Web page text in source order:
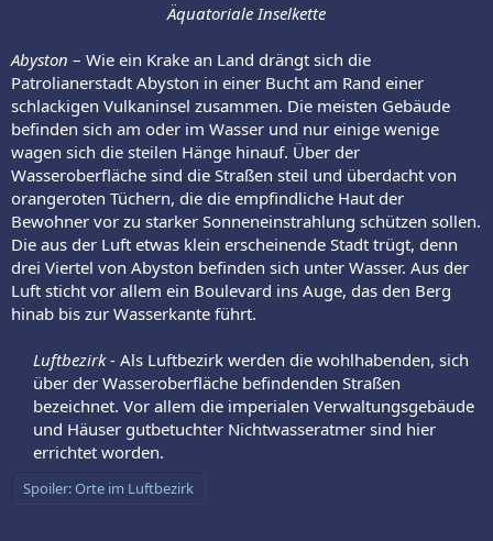
Äquatoriale Inselkette
Abyston – Wie ein Krake an Land drängt sich die
Patrolianerstadt Abyston in einer Bucht am Rand einer
schlackigen Vulkaninsel zusammen. Die meisten Gebäude
befinden sich am oder im Wasser und nur einige wenige
wagen sich die steilen Hänge hinauf. Über der
Wasseroberfläche sind die Straßen steil und überdacht von
orangeroten Tüchern, die die empfindliche Haut der
Bewohner vor zu starker Sonneneinstrahlung schützen sollen.
Die aus der Luft etwas klein erscheinende Stadt trügt, denn
drei Viertel von Abyston befinden sich unter Wasser. Aus der
Luft sticht vor allem ein Boulevard ins Auge, das den Berg
hinab bis zur Wasserkante führt.
Luftbezirk- Als Luftbezirk werden die wohlhabenden, sich
über der Wasseroberfläche befindenden Straßen
bezeichnet. Vor allem die imperialen Verwaltungsgebäude
und Häuser gutbetuchter Nichtwasseratmer sind hier
errichtet worden.​
Spoiler:Orte im Luftbezirk